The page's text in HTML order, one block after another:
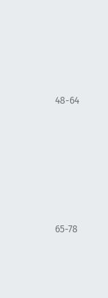
48-64
65-78